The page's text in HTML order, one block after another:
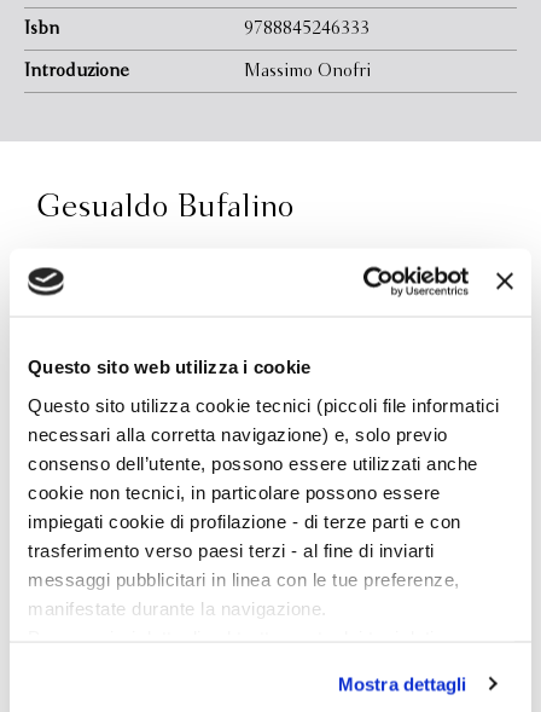
Questo sito web utilizza i cookie
Questo sito utilizza cookie tecnici (piccoli file informatici
necessari alla corretta navigazione) e, solo previo
consenso dell’utente, possono essere utilizzati anche
cookie non tecnici, in particolare possono essere
impiegati cookie di profilazione - di terze parti e con
trasferimento verso paesi terzi - al fine di inviarti
messaggi pubblicitari in linea con le tue preferenze,
manifestate durante la navigazione.
scelte privacy sui cookie, ti invitiamo a prendere visione
Mostra dettagli
Isbn 9788845246333
Introduzione Massimo Onofri
Gesualdo Bufalino
Gesualdo Bufalino (Comiso 1920–1996) è stato
Diceria dell’untore(premio Supercampiello 1981).
Tra le sue opere pubblicate da BompianiL’uomo
invaso(1986),Il malpensante(1987),L’isola nuda
(1988),Il matrimonio illustrato(1989),Saldi
d’autunno(1990),Qui pro quo(1991),Argo il cieco
(1992), Calende greche(1992), Il Guerrin
Meschino(1993),Museo d’ombre ( 1993),Bluff di
parole(1994),Tommaso e il fotografo cieco(1996),
Dizionario dei personaggi di romanzo
, scritto a quattro mani